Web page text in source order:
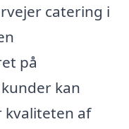
catering i
på
kan
af